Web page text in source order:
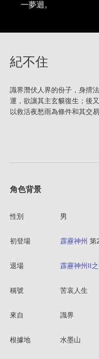
一夢迴。
紀不住
識界潛伏人界的份子，身揹
運，欲讓其主玄貘復生；後
以救活夜愁雨為條件和其交易
角色背景
性別 男
初登場 霹靂神州 第
退場 霹靂神州II
稱號 苦哀人生
來自 識界
根據地 水墨山